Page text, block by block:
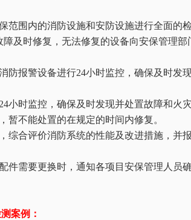
范围内的消防设施和安防设施进行全面的
及时修复，无法修复的设备向安保管理部
防报警设备进行24小时监控，确保及时发
小时监控，确保及时发现并处置故障和火灾
暂不能处置的在规定的时间内修复。
综合评价消防系统的性能及改进措施，并
件需要更换时，通知各项目安保管理人员
案例：